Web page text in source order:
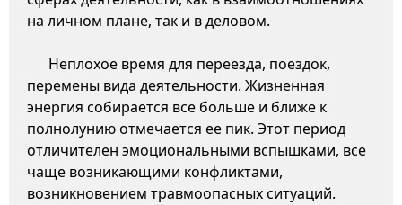
на личном плане, так и в деловом.
Неплохое время для переезда, поездок,
перемены вида деятельности. Жизненная
энергия собирается все больше и ближе к
полнолунию отмечается ее пик. Этот период
отличителен эмоциональными вспышками, все
чаще возникающими конфликтами,
возникновением травмоопасных ситуаций.